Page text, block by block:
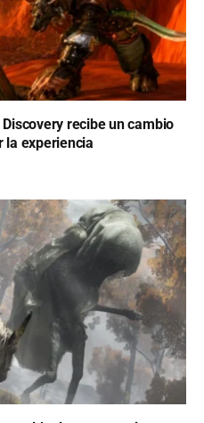
recibe un cambio
la experiencia